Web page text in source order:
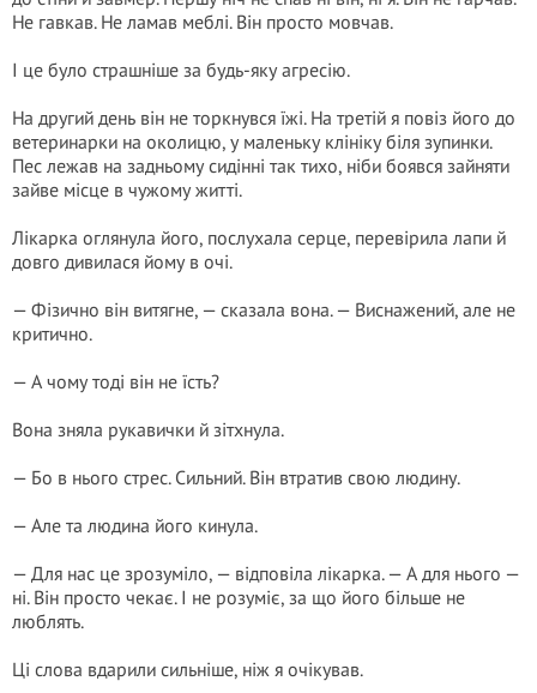
Не гавкав. Не ламав меблі. Він просто мовчав.
І це було страшніше за будь-яку агресію.
На другий день він не торкнувся їжі. На третій я повіз його до
ветеринарки на околицю, у маленьку клініку біля зупинки.
Пес лежав на задньому сидінні так тихо, ніби боявся зайняти
зайве місце в чужому житті.
Лікарка оглянула його, послухала серце, перевірила лапи й
довго дивилася йому в очі.
— Фізично він витягне, — сказала вона. — Виснажений, але не
критично.
— А чому тоді він не їсть?
Вона зняла рукавички й зітхнула.
— Бо в нього стрес. Сильний. Він втратив свою людину.
— Але та людина його кинула.
— Для нас це зрозуміло, — відповіла лікарка. — А для нього —
ні. Він просто чекає. І не розуміє, за що його більше не
люблять.
Ці слова вдарили сильніше, ніж я очікував.